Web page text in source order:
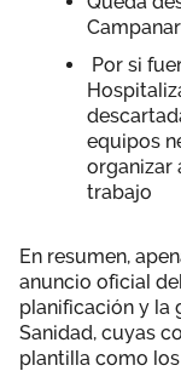
Por si
equipos
organizar
trabajo
En resumen,
anuncio oficial
planificación y la
Sanidad, cuyas
plantilla como